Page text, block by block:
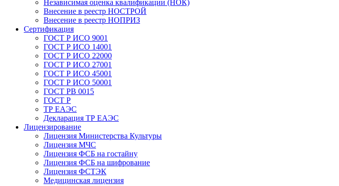
Независимая оценка квалификации (НОК)
Внесение в реестр НОСТРОЙ
Внесение в реестр НОПРИЗ
Сертификация
ГОСТ Р ИСО 9001
ГОСТ Р ИСО 14001
ГОСТ Р ИСО 22000
ГОСТ Р ИСО 27001
ГОСТ Р ИСО 45001
ГОСТ Р ИСО 50001
ГОСТ РВ 0015
ГОСТ Р
ТР ЕАЭС
Декларация ТР ЕАЭС
Лицензирование
Лицензия Министерства Культуры
Лицензия МЧС
Лицензия ФСБ на гостайну
Лицензия ФСБ на шифрование
Лицензия ФСТЭК
Медицинская лицензия